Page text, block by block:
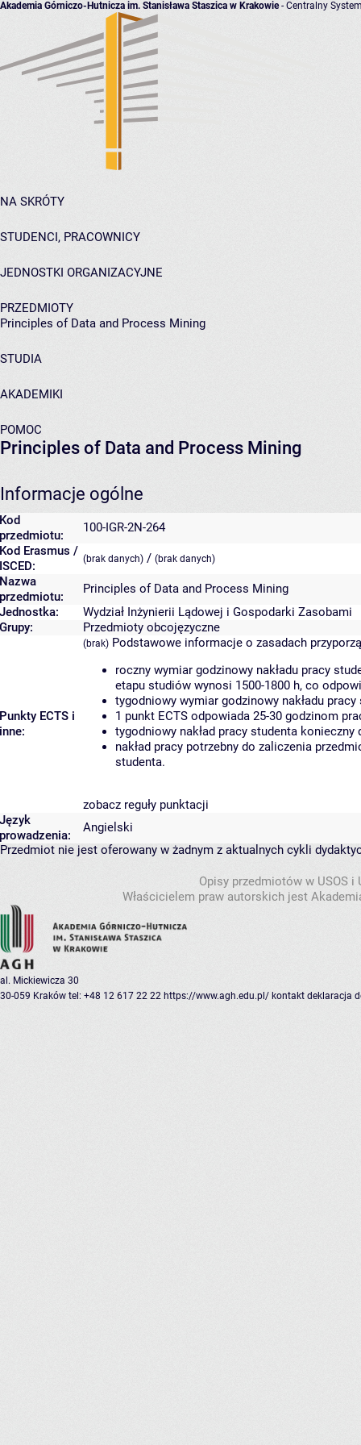
Akademia Górniczo-Hutnicza im. Stanisława Staszica w Krakowie- Centralny
NA SKRÓTY
STUDENCI, PRACOWNICY
JEDNOSTKI ORGANIZACYJNE
PRZEDMIOTY
Principles of Data and Process Mining
STUDIA
AKADEMIKI
POMOC
Principles of Data and Process Mining
Informacje ogólne
Kod
przedmiotu:
100-IGR-2N-264
Kod Erasmus /
ISCED:
(brak danych) / (brak danych)
Nazwa
przedmiotu:
Principles of Data and Process Mining
Jednostka:
Wydział Inżynierii Lądowej i Gospodarki Zasobami
Grupy:
Przedmioty obcojęzyczne
Punkty ECTS i
inne:
(brak) Podstawowe informacje o zasadach
roczny wymiar godzinowy nakładu pracy
etapu studiów wynosi 1500-1800 h, co
tygodniowy wymiar godzinowy nakładu
1 punkt ECTS odpowiada 25-30 godzinom
tygodniowy nakład pracy studenta
nakład pracy potrzebny do zaliczenia
studenta.
zobacz reguły punktacji
Język
prowadzenia:
Angielski
Przedmiot nie jest oferowany w żadnym z aktualnych cykli
Opisy przedmiotów w USOS
Właścicielem praw autorskich jest
al. Mickiewicza 30
30-059 Kraków tel: +48 12 617 22 22 https://www.agh.edu.pl/ kontakt deklaracja